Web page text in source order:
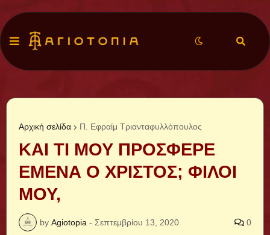
Αρχική σελίδα Π. Εφραίμ Τριανταφυλλόπουλος
ΚΑΙ ΤΙ ΜΟΥ ΠΡΟΣΦΕΡΕ
ΕΜΕΝΑ Ο ΧΡΙΣΤΟΣ; ΦΙΛΟΙ
ΜΟΥ,
by Agiotopia - Σεπτεμβρίου 13, 2020 0